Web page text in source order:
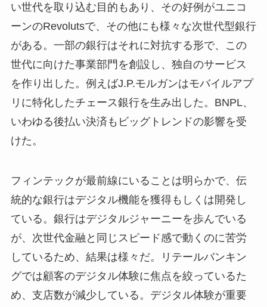
い世代を取り込む目的もあり、その好例がユニコ
ーンのRevolutsで、その他にも様々な次世代型銀行
がある。一部の銀行はそれに対抗する形で、この
世代に向けた事業部門を創設し、独自のサービス
を作り出した。例えばJ.P.モルガンはモバイルアプ
リに特化したチェース銀行を生み出した。BNPL、
いわゆる後払い決済もビッグトレンドの影響を受
けた。
フィンテックが最前線にいることは明らかで、伝
統的な銀行はデジタル機能を獲得もしくは開発し
ている。銀行はデジタルジャーニーを歩んでいる
が、次世代金融と同じスピード感で動くのに苦労
しているため、結果は様々だ。リテールバンキン
グでは顧客のデジタル体験に焦点を絞っているた
め、支店数が減少している。デジタル体験が重要